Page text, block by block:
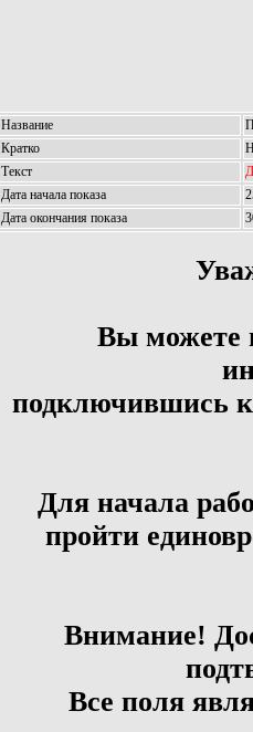
Название
Кратко
Текст
Дата начала показа
Дата окончания показа
Вы можете
подключившись к
Для начала
пройти
Внимание!
Все поля